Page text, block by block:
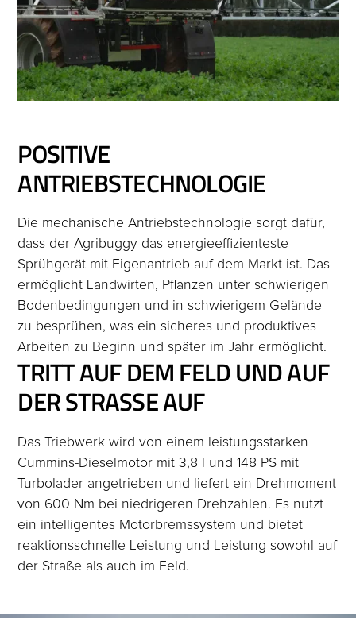
POSITIVE
ANTRIEBSTECHNOLOGIE
Die mechanische Antriebstechnologie sorgt dafür,
dass der Agribuggy das energieeffizienteste
Sprühgerät mit Eigenantrieb auf dem Markt ist. Das
ermöglicht Landwirten, Pflanzen unter schwierigen
Bodenbedingungen und in schwierigem Gelände
zu besprühen, was ein sicheres und produktives
Arbeiten zu Beginn und später im Jahr ermöglicht.
TRITT AUF DEM FELD UND AUF
DER STRASSE AUF
Das Triebwerk wird von einem leistungsstarken
Cummins-Dieselmotor mit 3,8 l und 148 PS mit
Turbolader angetrieben und liefert ein Drehmoment
von 600 Nm bei niedrigeren Drehzahlen. Es nutzt
ein intelligentes Motorbremssystem und bietet
reaktionsschnelle Leistung und Leistung sowohl auf
der Straße als auch im Feld.